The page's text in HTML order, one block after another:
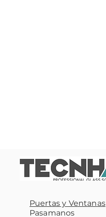
Puertas y Ventanas
Pasamanos